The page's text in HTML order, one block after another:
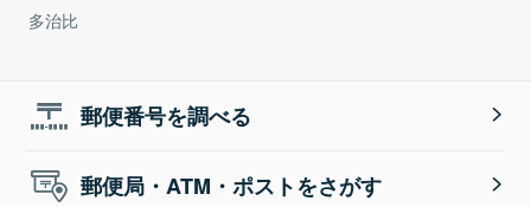
多治比
郵便番号を調べる
郵便局・ATM・ポストをさがす